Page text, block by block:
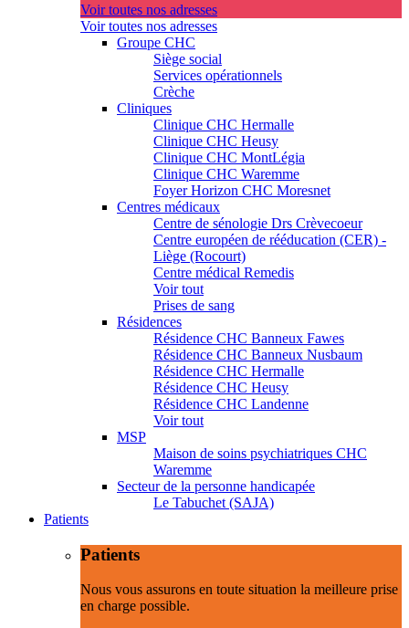
Voir toutes nos adresses
Voir toutes nos adresses
Groupe CHC
Siège social
Services opérationnels
Crèche
Cliniques
Clinique CHC Hermalle
Clinique CHC Heusy
Clinique CHC MontLégia
Clinique CHC Waremme
Foyer Horizon CHC Moresnet
Centres médicaux
Centre de sénologie Drs Crèvecoeur
Centre européen de rééducation (CER) -
Liège (Rocourt)
Centre médical Remedis
Voir tout
Prises de sang
Résidences
Résidence CHC Banneux Fawes
Résidence CHC Banneux Nusbaum
Résidence CHC Hermalle
Résidence CHC Heusy
Résidence CHC Landenne
Voir tout
MSP
Maison de soins psychiatriques CHC
Waremme
Secteur de la personne handicapée
Le Tabuchet (SAJA)
Patients
Patients
Nous vous assurons en toute situation la meilleure prise
en charge possible.